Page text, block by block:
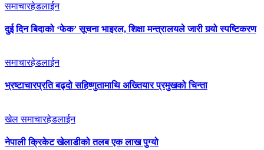
समाचारहेडलाईन
दुई दिन बिदाको ‘फेक’ सूचना भाइरल, शिक्षा मन्त्रालयले जारी गर्‍यो स्पष्टिकरण
समाचारहेडलाईन
भ्रष्टाचारप्रति बढ्दो सहिष्णुतामाथि अख्तियार प्रमुखको चिन्ता
खेल समाचारहेडलाईन
नेपाली क्रिकेट खेलाडीको तलब एक लाख पुग्यो